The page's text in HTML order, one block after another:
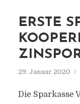
ERSTE
29. Januar 2020
Die Sparkasse